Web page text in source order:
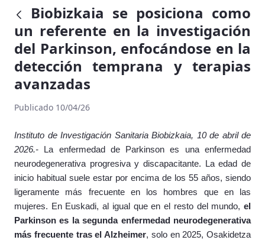
Biobizkaia se posiciona como
un referente en la investigación
del Parkinson, enfocándose en la
detección temprana y terapias
avanzadas
Publicado 10/04/26
Instituto de Investigación Sanitaria Biobizkaia, 10 de abril de
2026.-
La enfermedad de Parkinson es una enfermedad
neurodegenerativa progresiva y discapacitante. La edad de
inicio habitual suele estar por encima de los 55 años, siendo
ligeramente más frecuente en los hombres que en las
mujeres. En Euskadi, al igual que en el resto del mundo, el
Parkinson es la segunda enfermedad neurodegenerativa
más frecuente tras el Alzheimer, solo en 2025, Osakidetza